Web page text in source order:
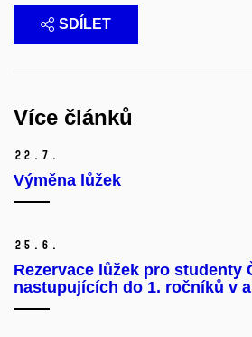
SDÍLET
Více článků
22. 7.
Výměna lůžek
25. 6.
Rezervace lůžek pro studenty
nastupujících do 1. ročníků v